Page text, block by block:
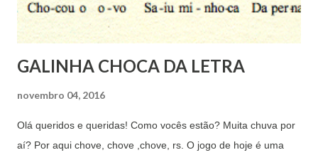
https://www.dafont.com/pt/verchery.font 👉 Fonte KG Eliza...
GALINHA CHOCA DA LETRA
novembro 04, 2016
Olá queridos e queridas! Como vocês estão? Muita chuva por
aí? Por aqui chove, chove ,chove, rs. O jogo de hoje é uma